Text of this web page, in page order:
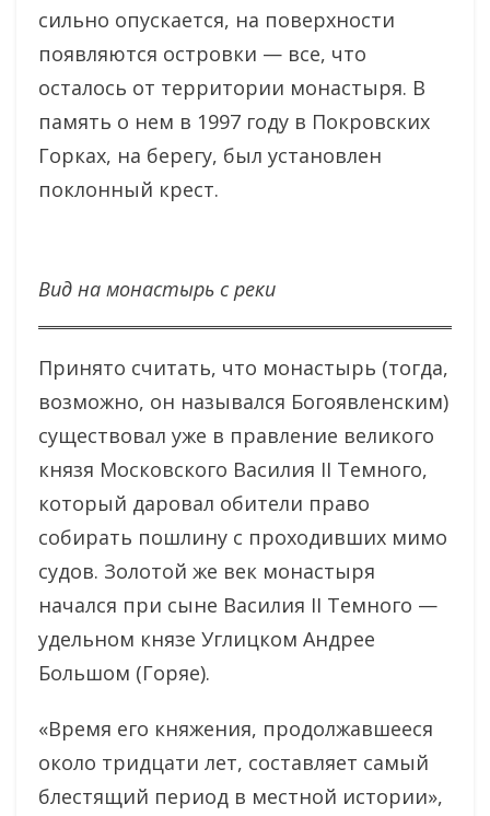
сильно опускается, на поверхности
появляются островки — все, что
осталось от территории монастыря. В
память о нем в 1997 году в Покровских
Горках, на берегу, был установлен
поклонный крест.
Вид на монастырь с реки
Принято считать, что монастырь (тогда,
возможно, он назывался Богоявленским)
существовал уже в правление великого
князя Московского Василия II Темного,
который даровал обители право
собирать пошлину с проходивших мимо
судов. Золотой же век монастыря
начался при сыне Василия II Темного —
удельном князе Углицком Андрее
Большом (Горяе).
«Время его княжения, продолжавшееся
около тридцати лет, составляет самый
блестящий период в местной истории»,